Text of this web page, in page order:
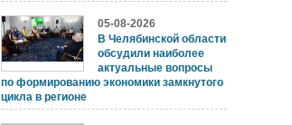
05-08-2026
В Челябинской области
обсудили наиболее
актуальные вопросы
по формированию экономики замкнутого
цикла в регионе